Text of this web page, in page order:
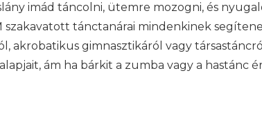
imád táncolni, ütemre mozogni, és
tánctanárai mindenkinek
akrobatikus gimnasztikáról vagy
ám ha bárkit a zumba vagy a hastánc